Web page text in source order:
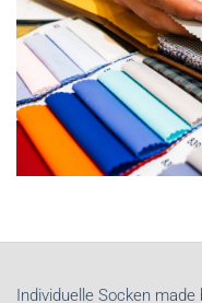
Individuelle Socken